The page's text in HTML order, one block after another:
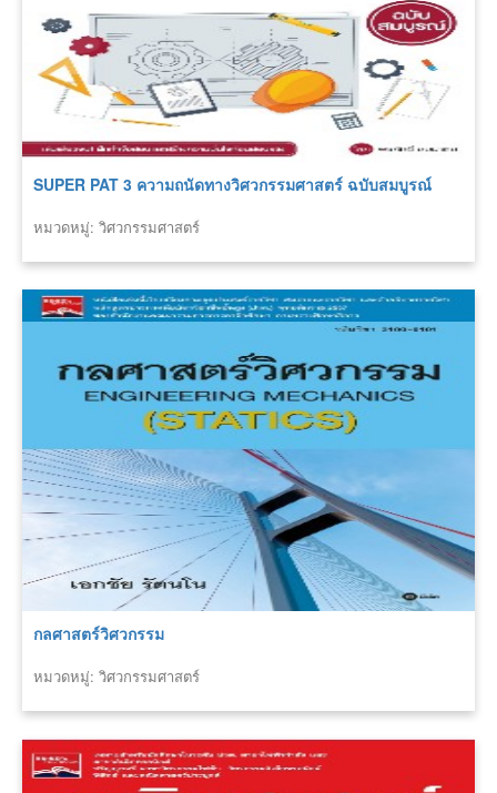
SUPER PAT 3 ความถนัดทางวิศวกรรมศาสตร์ ฉบับสมบูรณ์
หมวดหมู่: วิศวกรรมศาสตร์
กลศาสตร์วิศวกรรม
หมวดหมู่: วิศวกรรมศาสตร์